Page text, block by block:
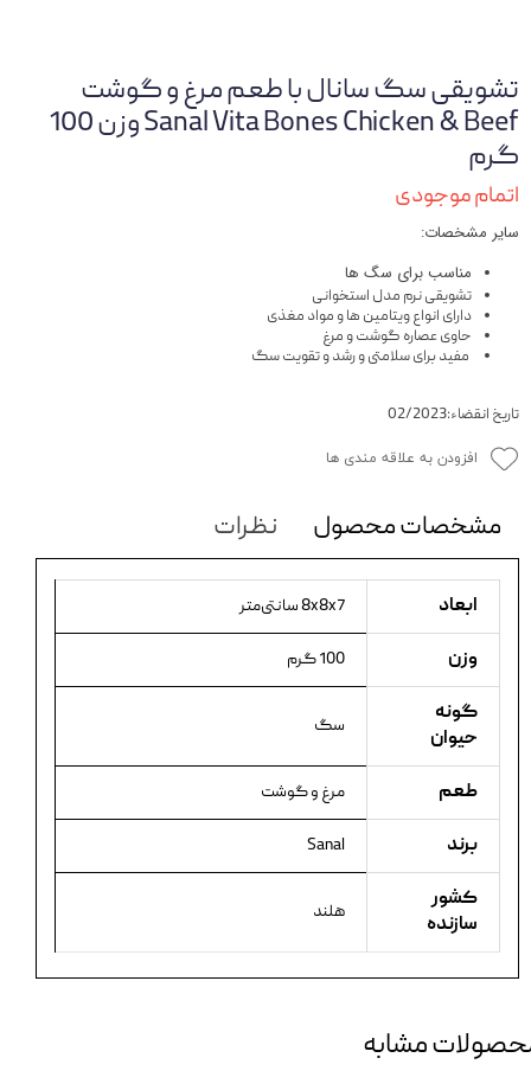
تشویقی سگ سانال با طعم مرغ و گوشت
Sanal Vita Bones Chicken & Beef وزن 100
گرم
اتمام موجودی
سایر مشخصات:
مناسب برای سگ ها
تشویقی نرم مدل استخوانی
دارای انواع ویتامین ها و مواد مغذی
حاوی عصاره گوشت و مرغ
مفید برای سلامتی و رشد و تقویت سگ
تاریخ انقضاء:02/2023
افزودن به علاقه مندی ها
مشخصات محصول نظرات
ابعاد 8x8x7 سانتی‌متر
وزن 100 گرم
گونه
حیوان
سگ
طعم مرغ و گوشت
برند Sanal
کشور
سازنده
هلند
مشابه